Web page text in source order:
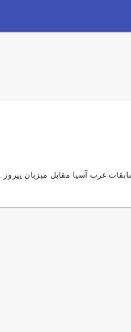
غرب آسیا مقابل میزبان پیروز …